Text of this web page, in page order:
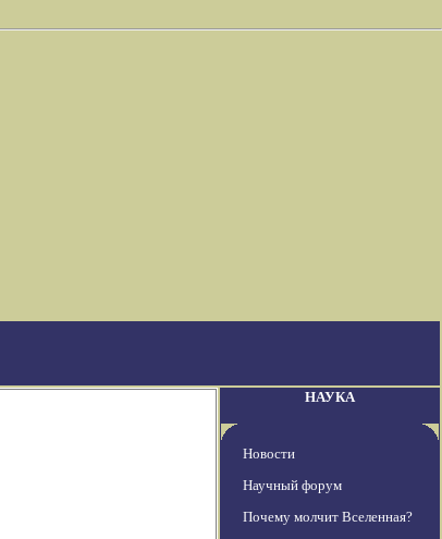
НАУКА
Новости
Научный форум
Почему молчит Вселенная?